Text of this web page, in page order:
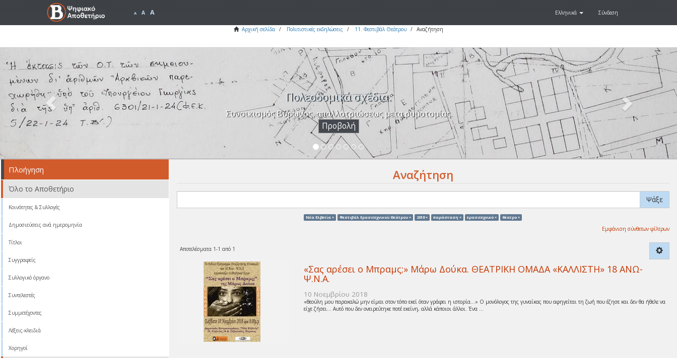
A A A Ελληνικά Σύνδεση
Αρχική σελίδα Πολιτιστικές εκδηλώσεις 11. Φεστιβάλ Θεάτρου Αναζήτηση
Πολεοδομικά σχέδια.
Συνοικισμός Βύρωνος, απαλλοτριώσεως μετα ρυμοτομίας.
Προβολή
Next
Αναζήτηση
Ψάξε
Νέα Ελβετία × Φεστιβάλ Ερασιτεχνικού Θεάτρου × 2018 × παράσταση × ερασιτεχνικό × θέατρο ×
Εμφάνιση σύνθετων φίλτρων
Αποτελέσματα 1-1 από 1
«Σας αρέσει ο Μπραμς;» Μάρω Δούκα. ΘΕΑΤΡΙΚΗ ΟΜΑΔΑ «ΚΑΛΛΙΣΤΗ» 18 ΑΝΩ-
Ψ.Ν.Α.
10 Νοεμβρίου 2018
«θεούλη μου παρακαλώ μην είμαι στον τόπο εκεί όταν γράφει η ιστορία…» Ο μονόλογος της γυναίκας που αφηγείται τη ζωή που έζησε και δεν θα ήθελε να
είχε ζήσει… Αυτό που δεν ονειρεύτηκε ποτέ εκείνη, αλλά κάποιοι άλλοι. Ένα ...
Πλοήγηση
Όλο το Αποθετήριο
Κοινότητες & Συλλογές
Δημοσιεύσεις ανά ημερομηνία
Τίτλοι
Συγγραφείς
Συλλογικό όργανο
Συντελεστές
Συμμετέχοντες
Λέξεις-κλειδιά
Χορηγοί